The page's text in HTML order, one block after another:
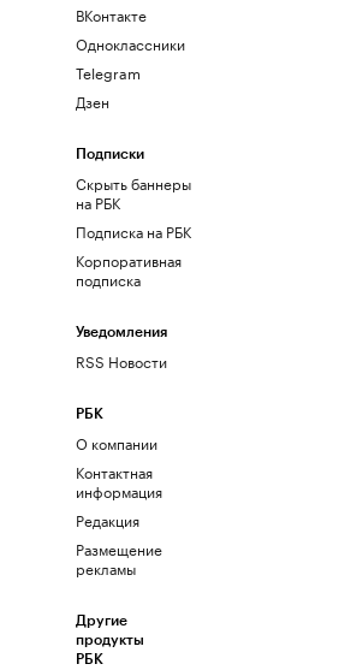
ВКонтакте
Одноклассники
Telegram
Дзен
Подписки
Скрыть баннеры
на РБК
Подписка на РБК
Корпоративная
подписка
Уведомления
RSS Новости
РБК
О компании
Контактная
информация
Редакция
Размещение
рекламы
Другие
продукты
РБК